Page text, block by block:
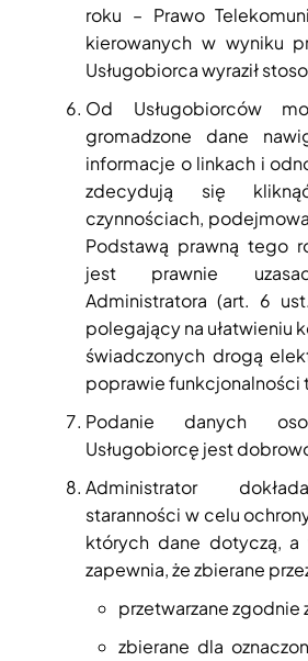
roku – Prawo
kierowanych w wyniku
Usługobiorca wyraził
Od Usługobiorców
gromadzone dane
informacje o linkach i
zdecydują się
czynnościach,
Podstawą prawną tego
jest prawnie
Administratora (art. 6
polegający na ułatwieniu
świadczonych drogą
poprawie funkcjonalności
Podanie danych
Usługobiorcę jest
Administrator
staranności w celu
których dane dotyczą, a
zapewnia, że zbierane
przetwarzane zgodnie
zbierane dla